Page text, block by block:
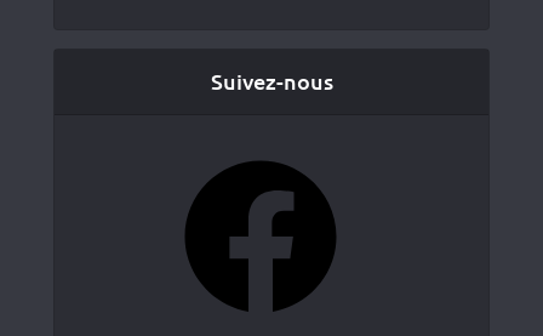
Suivez-nous